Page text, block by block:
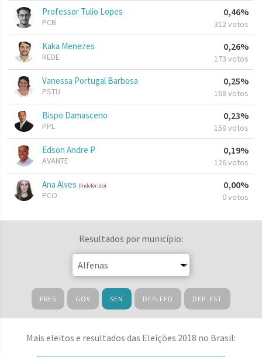
Professor Tulio Lopes
PCB
0,46%
312 votos
Kaka Menezes
REDE
0,26%
173 votos
Vanessa Portugal Barbosa
PSTU
0,25%
168 votos
Bispo Damasceno
PPL
0,23%
158 votos
Edson Andre P
AVANTE
0,19%
126 votos
Ana Alves (Indeferido)
PCO
0,00%
0 votos
Resultados por município:
PRES GOV SEN DEP. FED DEP. EST
Mais eleitos e resultados das Eleições 2018 no Brasil: